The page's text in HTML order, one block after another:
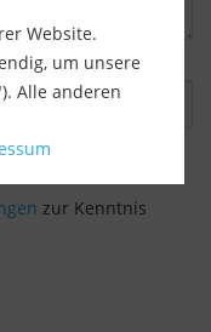
Textfeld ein.
zur Kenntnis
Website.
um unsere
Alle anderen
Maps).
in den
ob Sie